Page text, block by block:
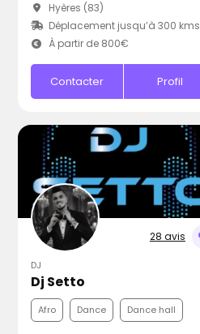
Hyères (83)
Déplacement jusqu’à 300 kms
À partir de 800€
Contacter Profil
28 avis
DJ
Dj Setto
Afro Dance Dance hall